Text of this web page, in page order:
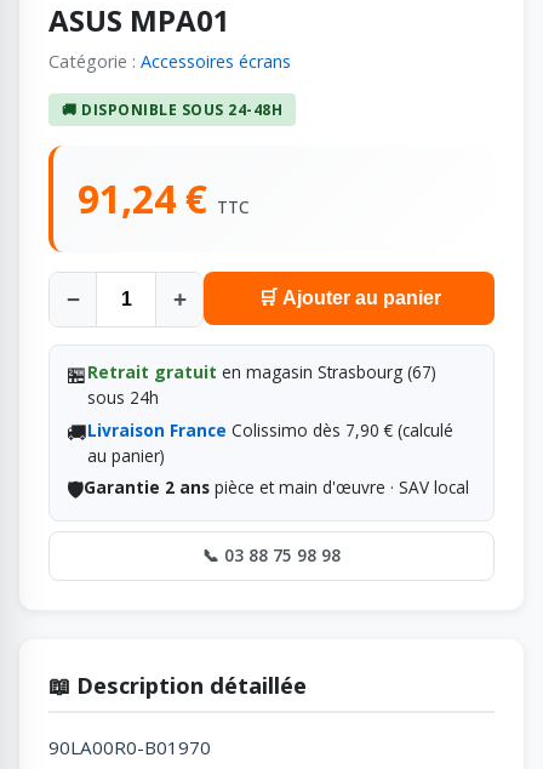
ASUS MPA01
Catégorie : Accessoires écrans
🚚 DISPONIBLE SOUS 24-48H
91,24 € TTC
− + 🛒 Ajouter au panier
🏪Retrait gratuit en magasin Strasbourg (67)
sous 24h
🚚Livraison France Colissimo dès 7,90 € (calculé
au panier)
🛡️Garantie 2 anspièce et main d'œuvre · SAV local
📞 03 88 75 98 98
📖 Description détaillée
90LA00R0-B01970